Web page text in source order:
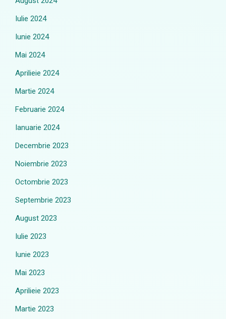
Iulie 2024
Iunie 2024
Mai 2024
Aprilieie 2024
Martie 2024
Februarie 2024
Ianuarie 2024
Decembrie 2023
Noiembrie 2023
Octombrie 2023
Septembrie 2023
August 2023
Iulie 2023
Iunie 2023
Mai 2023
Aprilieie 2023
Martie 2023